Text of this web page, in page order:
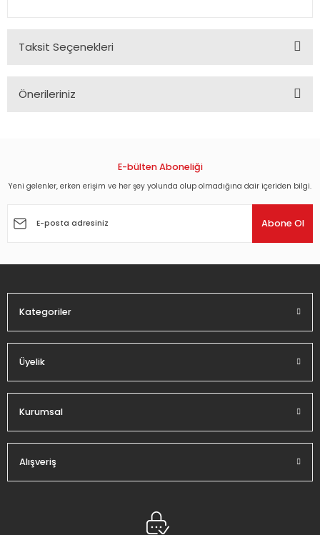
Taksit Seçenekleri
Önerileriniz
Görüş ve önerileriniz için teşekkür ederiz.
Ürün açıklamasında eksik bilgiler bulunuyor.
Ürün fiyatı diğer sitelerden daha pahalı.
E-bülten Aboneliği
Yeni gelenler, erken erişim ve her şey yolunda olup olmadığına dair içeriden bilgi.
Abone Ol
Kategoriler
Üyelik
Kurumsal
Alışveriş